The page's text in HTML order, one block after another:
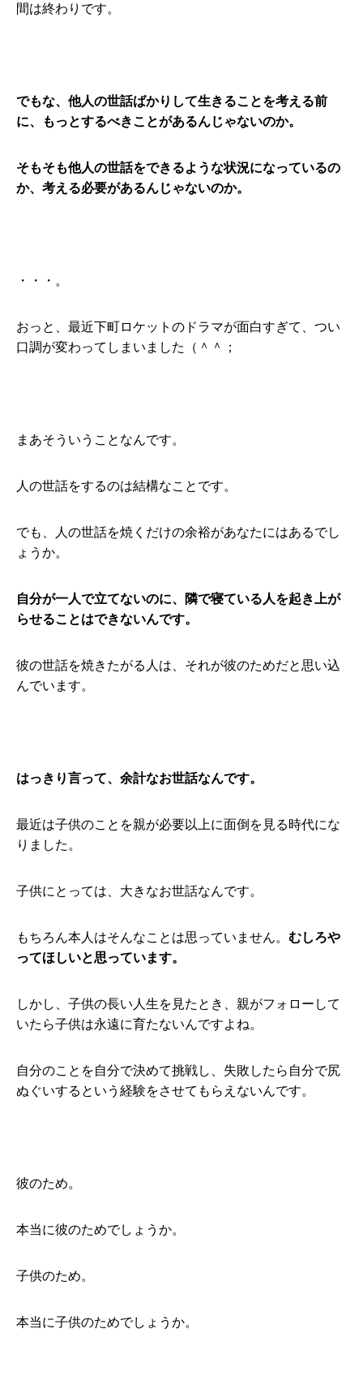
間は終わりです。
でもな、他人の世話ばかりして生きることを考える前
に、もっとするべきことがあるんじゃないのか。
そもそも他人の世話をできるような状況になっているの
か、考える必要があるんじゃないのか。
・・・。
おっと、最近下町ロケットのドラマが面白すぎて、つい
口調が変わってしまいました（＾＾；
まあそういうことなんです。
人の世話をするのは結構なことです。
でも、人の世話を焼くだけの余裕があなたにはあるでし
ょうか。
自分が一人で立てないのに、隣で寝ている人を起き上が
らせることはできないんです。
彼の世話を焼きたがる人は、それが彼のためだと思い込
んでいます。
はっきり言って、余計なお世話なんです。
最近は子供のことを親が必要以上に面倒を見る時代にな
りました。
子供にとっては、大きなお世話なんです。
もちろん本人はそんなことは思っていません。 むしろや
ってほしいと思っています。
しかし、子供の長い人生を見たとき、親がフォローして
いたら子供は永遠に育たないんですよね。
自分のことを自分で決めて挑戦し、失敗したら自分で尻
ぬぐいするという経験をさせてもらえないんです。
彼のため。
本当に彼のためでしょうか。
子供のため。
本当に子供のためでしょうか。